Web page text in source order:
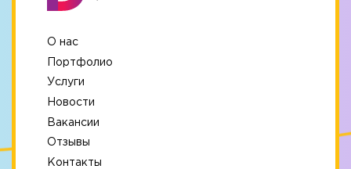
О нас
Портфолио
Услуги
Новости
Вакансии
Отзывы
Контакты